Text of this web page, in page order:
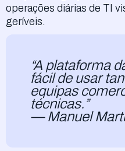
operações diárias de TI
geríveis.
“A plataforma
fácil de usar
equipas
técnicas.”
— Manuel